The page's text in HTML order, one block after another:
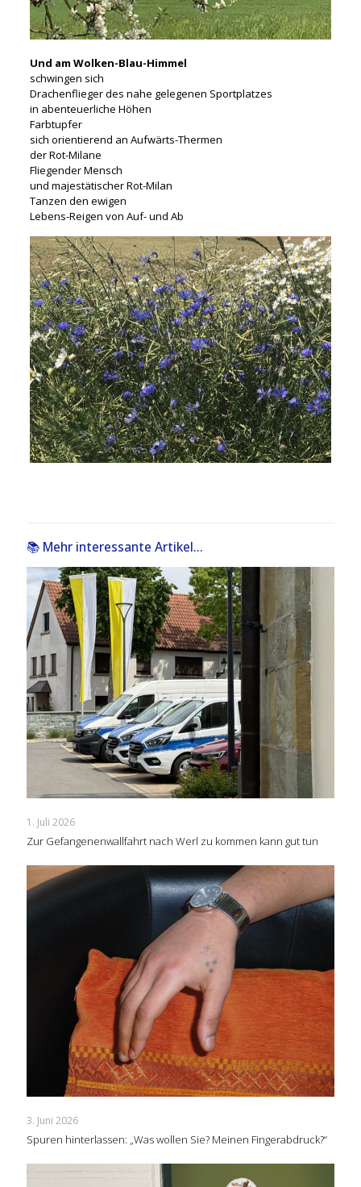
Und am Wolken-Blau-Himmel
schwingen sich
Drachenflieger des nahe gelegenen Sportplatzes
in abenteuerliche Höhen
Farbtupfer
sich orientierend an Aufwärts-Thermen
derRot-Milane
Fliegender Mensch
und majestätischer Rot-Milan
Tanzen den ewigen
Lebens-Reigen von Auf- und Ab
📚 Mehr interessante Artikel...
1. Juli 2026
Zur Gefangenenwallfahrt nach Werl zu kommen kann gut tun
3. Juni 2026
Spuren hinterlassen: „Was wollen Sie? Meinen Fingerabdruck?“